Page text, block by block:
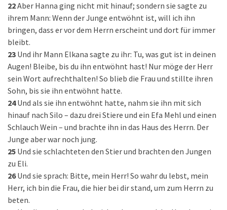
22Aber Hanna ging nicht mit hinauf; sondern sie sagte zu
ihrem Mann: Wenn der Junge entwöhnt ist, will ich ihn
bringen, dass er vor dem Herrn erscheint und dort für immer
bleibt.
23 Und ihr Mann Elkana sagte zu ihr: Tu, was gut ist in deinen
Augen! Bleibe, bis du ihn entwöhnt hast! Nur möge der Herr
sein Wort aufrechthalten! So blieb die Frau und stillte ihren
Sohn, bis sie ihn entwöhnt hatte.
24 Und als sie ihn entwöhnt hatte, nahm sie ihn mit sich
hinauf nach Silo – dazu drei Stiere und ein Efa Mehl und einen
Schlauch Wein – und brachte ihn in das Haus des Herrn. Der
Junge aber war noch jung.
25 Und sie schlachteten den Stier und brachten den Jungen
zu Eli.
26 Und sie sprach: Bitte, mein Herr! So wahr du lebst, mein
Herr, ich bin die Frau, die hier bei dir stand, um zum Herrn zu
beten.